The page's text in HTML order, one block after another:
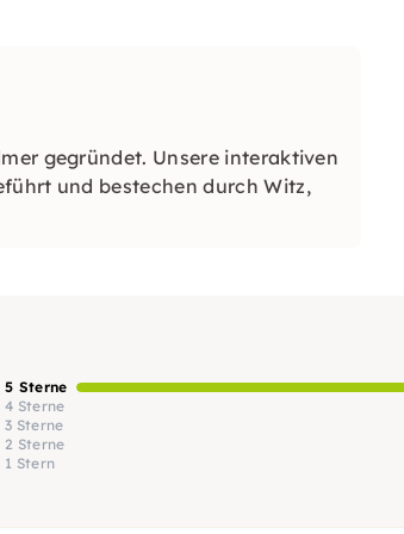
gegründet. Unsere interaktiven
und bestechen durch Witz,
5 Sterne
4 Sterne
3 Sterne
2 Sterne
1 Stern